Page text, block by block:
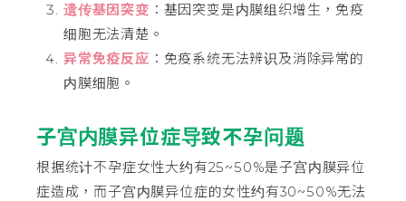
遗传基因突变 ：基因突变是内膜组织增生，免疫
细胞无法清楚。
异常免疫反应 ：免疫系统无法辨识及消除异常的
内膜细胞。
子宫内膜异位症导致不孕问题
根据统计不孕症女性大约有25~50%是子宫内膜异位
症造成，而子宫内膜异位症的女性约有30~50%无法